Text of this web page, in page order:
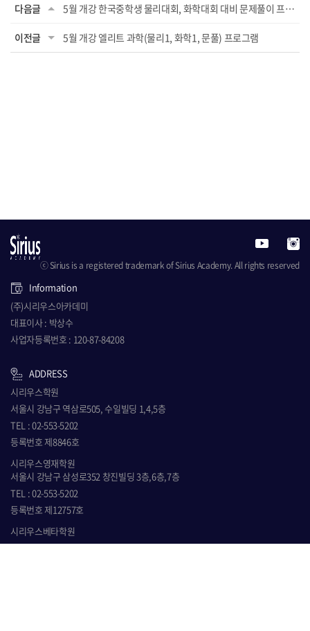
다음글 5월 개강 한국중학생 물리대회, 화학대회 대비 문제풀이 프로그램
이전글 5월 개강 엘리트 과학(물리1, 화학1, 문풀) 프로그램
ⓒ Sirius is a registered trademark of Sirius Academy. All rights reserved
Information
(주)시리우스아카데미
대표이사 : 박상수
사업자등록번호 : 120-87-84208
ADDRESS
시리우스학원
서울시 강남구 역삼로505, 수일빌딩 1,4,5층
TEL : 02-553-5202
등록번호 제8846호
시리우스영재학원
서울시 강남구 삼성로352 창진빌딩 3층,6층,7층
TEL : 02-553-5202
등록번호 제12757호
시리우스베타학원
서울시 강남구 역삼로505, 수일빌딩 3층